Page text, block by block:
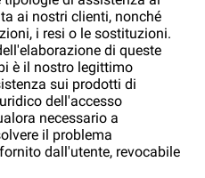
ai nostri clienti, nonché
i resi o le sostituzioni.
di queste
è il nostro legittimo
sui prodotti di
dell'accesso
necessario a
il problema
dall'utente, revocabile